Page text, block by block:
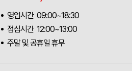
영업시간 09:00~18:30
점심시간 12:00~13:00
주말 및 공휴일 휴무